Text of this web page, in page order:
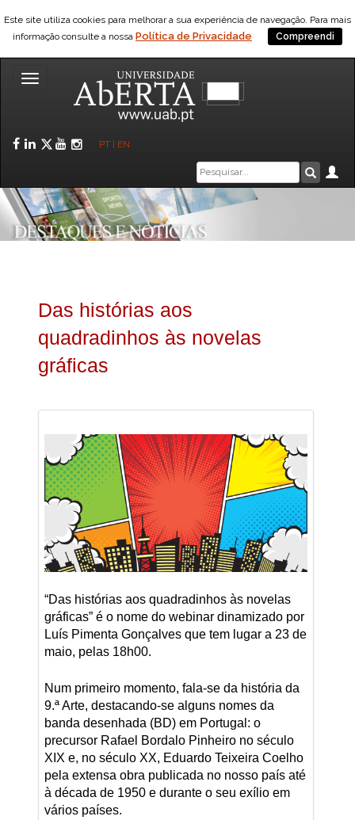
Este site utiliza cookies para melhorar a sua experiência de navegação. Para mais
informação consulte a nossa Política de Privacidade Compreendi
Toggle
Facebook
LinkedIn
Twitter
YouTube
Instagram
PT EN
Caixa
de
pesquisa
Das histórias aos
quadradinhos às novelas
gráficas
“Das histórias aos quadradinhos às novelas
gráficas” é o nome do webinar dinamizado por
Luís Pimenta Gonçalves que tem lugar a 23 de
maio, pelas 18h00.
Num primeiro momento, fala-se da história da
9.ª Arte, destacando-se alguns nomes da
banda desenhada (BD) em Portugal: o
precursor Rafael Bordalo Pinheiro no século
XIX e, no século XX, Eduardo Teixeira Coelho
pela extensa obra publicada no nosso país até
à década de 1950 e durante o seu exílio em
vários países.